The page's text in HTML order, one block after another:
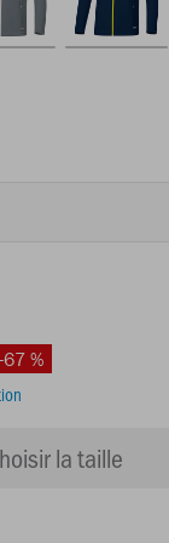
-67 %
la taille